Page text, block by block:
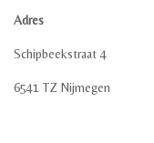
Adres
Schipbeekstraat 4
6541 TZ Nijmegen